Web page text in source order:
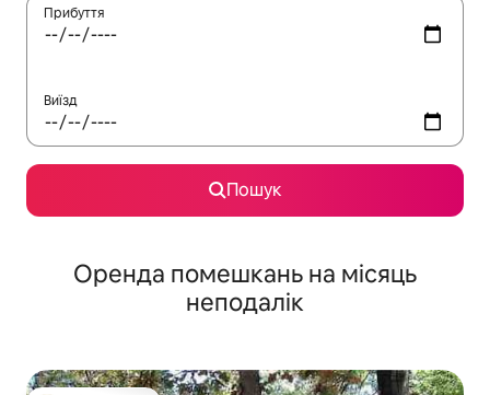
Прибуття
Виїзд
Пошук
Оренда помешкань на місяць
неподалік